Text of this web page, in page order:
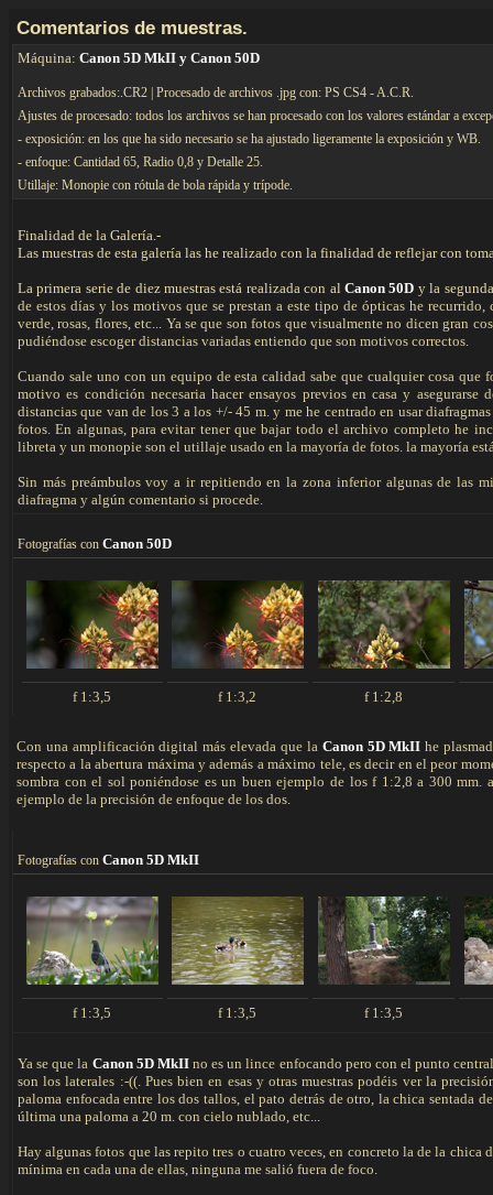
Comentarios de muestras.
Máquina: Canon 5D MkII y Canon 50D
Archivos grabados:.CR2 | Procesado de archivos .jpg con: PS CS4 - A.C.R.
Ajustes de procesado: todos los archivos se han procesado con los valores estándar a
- exposición: en los que ha sido necesario se ha ajustado ligeramente la exposición y WB.
- enfoque: Cantidad 65, Radio 0,8 y Detalle 25.
Utillaje: Monopie con rótula de bola rápida y trípode.
Finalidad de la Galería.-
Las muestras de esta galería las he realizado con la finalidad de reflejar con
La primera serie de diez muestras está realizada con al Canon 50D y la
de estos días y los motivos que se prestan a este tipo de ópticas he
verde, rosas, flores, etc... Ya se que son fotos que visualmente no dicen gran
pudiéndose escoger distancias variadas entiendo que son motivos correctos.
Cuando sale uno con un equipo de esta calidad sabe que cualquier cosa
motivo es condición necesaria hacer ensayos previos en casa y asegurarse
distancias que van de los 3 a los +/- 45 m. y me he centrado en usar
fotos. En algunas, para evitar tener que bajar todo el archivo completo he
libreta y un monopie son el utillaje usado en la mayoría de fotos. la mayoría
Sin más preámbulos voy a ir repitiendo en la zona inferior algunas de las
diafragma y algún comentario si procede.
Fotografías con Canon 50D
f 1:3,5 f 1:3,2 f 1:2,8
Con una amplificación digital más elevada que la Canon 5D MkIIhe
respecto a la abertura máxima y además a máximo tele, es decir en el peor
sombra con el sol poniéndose es un buen ejemplo de los f 1:2,8 a 300
ejemplo de la precisión de enfoque de los dos.
Fotografías con Canon 5D MkII
f 1:3,5 f 1:3,5 f 1:3,5
Ya se que la Canon 5D MkIIno es un lince enfocando pero con el punto
son los laterales :-((. Pues bien en esas y otras muestras podéis ver la
paloma enfocada entre los dos tallos, el pato detrás de otro, la chica sentada
última una paloma a 20 m. con cielo nublado, etc...
Hay algunas fotos que las repito tres o cuatro veces, en concreto la de la
mínima en cada una de ellas, ninguna me salió fuera de foco.